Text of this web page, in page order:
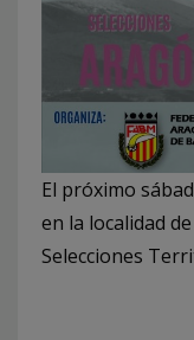
El próximo
en la localidad
Selecciones